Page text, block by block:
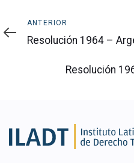
Anterior
ANTERIOR
Resolución 1964 –
Resolución